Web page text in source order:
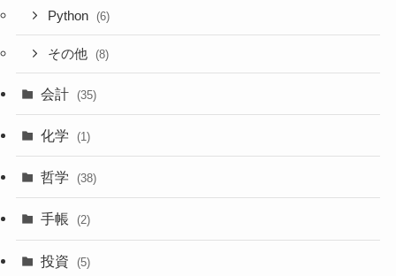
Python (6)
その他 (8)
会計 (35)
化学 (1)
哲学 (38)
手帳 (2)
投資 (5)